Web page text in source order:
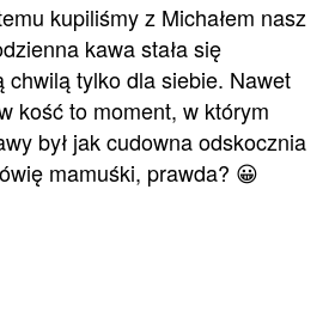
kupiliśmy z Michałem nasz
kawa stała się
chwilą tylko dla siebie. Nawet
kość to moment, w którym
był jak cudowna odskocznia
mamuśki, prawda? 😀